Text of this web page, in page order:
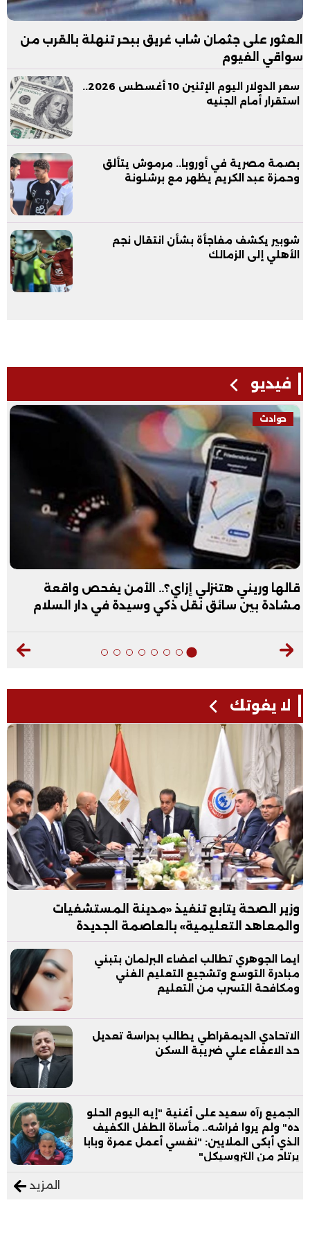
العثور على جثمان شاب غريق ببحر تنهلة بالقرب من
سواقي الفيوم
سعر الدولار اليوم الإثنين 10 أغسطس 2026..
استقرار أمام الجنيه
بصمة مصرية في أوروبا.. مرموش يتألق
وحمزة عبد الكريم يظهر مع برشلونة
شوبير يكشف مفاجأة بشأن انتقال نجم
الأهلي إلى الزمالك
فيديو
حوادث
قالها وريني هتنزلي إزاي؟.. الأمن يفحص واقعة
مشادة بين سائق نقل ذكي وسيدة في دار السلام
لا يفوتك
وزير الصحة يتابع تنفيذ «مدينة المستشفيات
والمعاهد التعليمية» بالعاصمة الجديدة
ايما الجوهري تطالب اعضاء البرلمان بتبني
مبادرة التوسع وتشجيع التعليم الفني
ومكافحة التسرب من التعليم
الاتحادي الديمقراطي يطالب بدراسة تعديل
حد الاعفاء علي ضريبة السكن
الجميع رآه سعيد على أغنية "إيه اليوم الحلو
ده" ولم يروا فراشه.. مأساة الطفل الكفيف
الذي أبكى الملايين: "نفسي أعمل عمرة وبابا
يرتاح من التروسيكل"
المزيد